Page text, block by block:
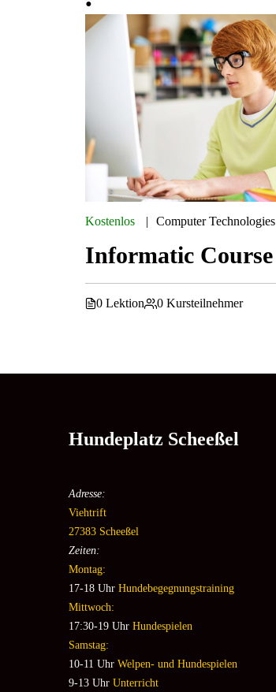
Kostenlos Computer Technologies
Informatic Course
0 Lektion 0 Kursteilnehmer
Hundeplatz Scheeßel
Adresse:
Viehtrift
27383 Scheeßel
Zeiten:
Montag:
17-18 Uhr Hundebegegnungstraining
Mittwoch:
17:30-19 Uhr Hundespielen
Samstag:
10-11 Uhr Welpen- und Hundespielen
9-13 Uhr Unterricht